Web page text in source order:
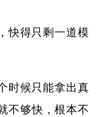
快得只剩一道模
时候只能拿出真
不够快，根本不